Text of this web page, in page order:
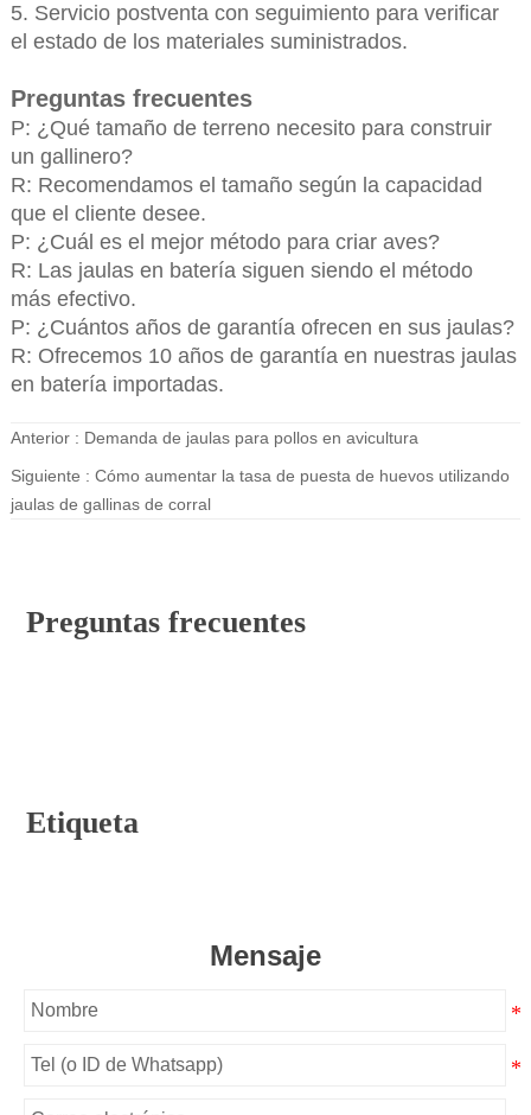
5. Servicio postventa con seguimiento para verificar
el estado de los materiales suministrados.
Preguntas frecuentes
P: ¿Qué tamaño de terreno necesito para construir
un gallinero?
R: Recomendamos el tamaño según la capacidad
que el cliente desee.
P: ¿Cuál es el mejor método para criar aves?
R: Las jaulas en batería siguen siendo el método
más efectivo.
P: ¿Cuántos años de garantía ofrecen en sus jaulas?
R: Ofrecemos 10 años de garantía en nuestras jaulas
en batería importadas.
Anterior : Demanda de jaulas para pollos en avicultura
Siguiente : Cómo aumentar la tasa de puesta de huevos utilizando
jaulas de gallinas de corral
Preguntas frecuentes
Etiqueta
Mensaje